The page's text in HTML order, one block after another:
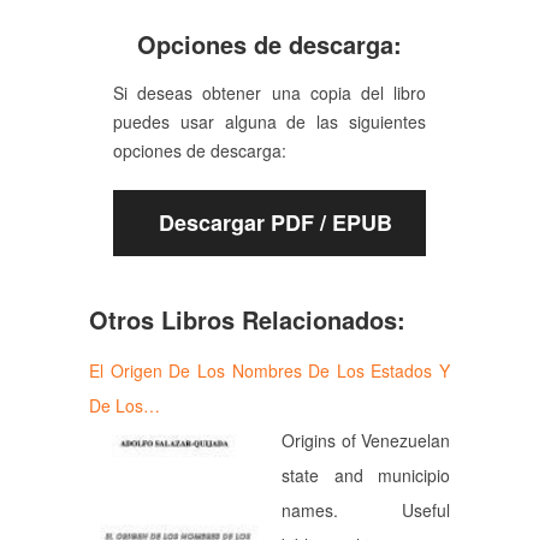
Opciones de descarga:
Si deseas obtener una copia del libro
puedes usar alguna de las siguientes
opciones de descarga:
Descargar PDF / EPUB
Otros Libros Relacionados:
El Origen De Los Nombres De Los Estados Y
De Los…
Origins of Venezuelan
state and municipio
names. Useful